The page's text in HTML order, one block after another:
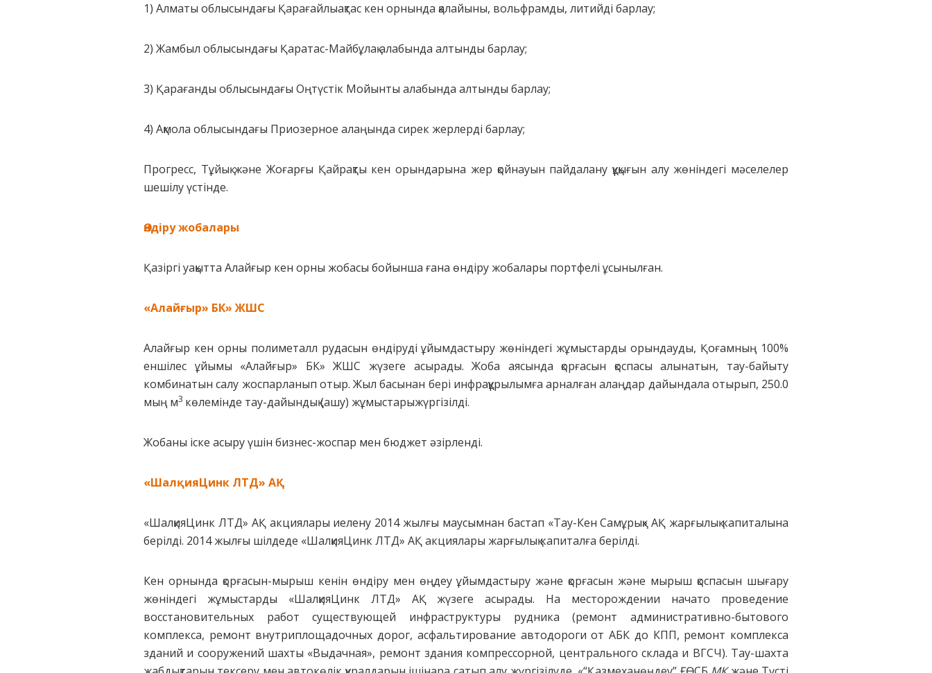
1) Алматы облысындағы Қарағайлыақтас кен орнында қалайыны, вольфрамды, литийді барлау;
2) Жамбыл облысындағы Қаратас-Майбұлақ алабында алтынды барлау;
3) Қарағанды облысындағы Оңтүстік Мойынты алабында алтынды барлау;
4) Ақмола облысындағы Приозерное алаңында сирек жерлерді барлау;
Прогресс, Тұйық және Жоғарғы Қайрақты кен орындарына жер қойнауын пайдалану құқығын алу жөніндегі мәселелер
шешілу үстінде.
Өндіру жобалары
Қазіргі уақытта Алайғыр кен орны жобасы бойынша ғана өндіру жобалары портфелі ұсынылған.
«Алайғыр» БК» ЖШС
Алайғыр кен орны полиметалл рудасын өндіруді ұйымдастыру жөніндегі жұмыстарды орындауды, Қоғамның 100%
еншілес ұйымы «Алайғыр» БК» ЖШС жүзеге асырады. Жоба аясында қорғасын қоспасы алынатын, тау-байыту
комбинатын салу жоспарланып отыр. Жыл басынан бері инфрақұрылымға арналған алаңдар дайындала отырып, 250.0
мың м3 көлемінде тау-дайындық (ашу) жұмыстарыжүргізілді.
Жобаны іске асыру үшін бизнес-жоспар мен бюджет әзірленді.
«ШалқияЦинк ЛТД» АҚ
«ШалқияЦинк ЛТД» АҚ акциялары иелену 2014 жылғы маусымнан бастап «Тау-Кен Самұрық» АҚ жарғылық капиталына
берілді. 2014 жылғы шілдеде «ШалқияЦинк ЛТД» АҚ акциялары жарғылық капиталға берілді.
Кен орнында қорғасын-мырыш кенін өндіру мен өңдеу ұйымдастыру және қорғасын және мырыш қоспасын шығару
жөніндегі жұмыстарды «ШалқияЦинк ЛТД» АҚ жүзеге асырады. На месторождении начато проведение
восстановительных работ существующей инфраструктуры рудника (ремонт административно-бытового
комплекса, ремонт внутриплощадочных дорог, асфальтирование автодороги от АБК до КПП, ремонт комплекса
зданий и сооружений шахты «Выдачная», ремонт здания компрессорной, центрального склада и ВГСЧ). Тау-шахта